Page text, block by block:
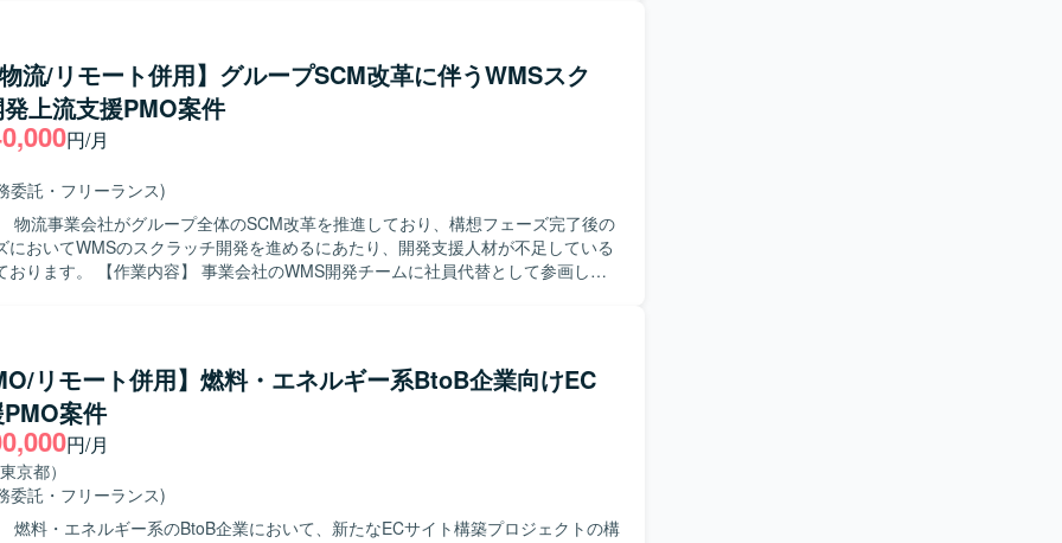
推進および移行、UATの推進を実施していただきます。さらに、DXやCX向上、
事業企画・営業企画の検討、決済代行部門やIT、CS、経理、法務、内部監査など
も幅広く担っていただきます。 【求める人物像】 プロジェクト全体を
、自走して課題を発見し関係者を巻き込み推進できる方を求めております。事業
主体的に関わり、複数部門との調整を粘り強く行えるコミュニケーション力とド
お持ちの方が望ましいです。 【ポジションの魅力】 大規模なカード決
ェクトに社員代替として深く関わることで、PMOとしての実行力と事業企画・
スキルを高めていただけるポジションです。クレジット・決済領域における多様
ルダーとの協業経験を積むことで、今後のキャリアに活きるマネジメント経験を
てERP／CRM／SFAなどの業務システム
流/リモート併用】グループSCM改革に伴うWMSスク
上流支援PMO案件
円/月
委託・フリーランス)
物流事業会社がグループ全体のSCM改革を推進しており、構想フェーズ完了後の
においてWMSのスクラッチ開発を進めるにあたり、開発支援人材が不足している
開発チームに社員代替として参画し、
深い理解を持ち、主体的かつ自走的に業務を推進いただける方を求めておりま
良好なコミュニケーションを取りながら、課題を整理し解決に導いていける方が
的な取り組みにおい
るWMSのスクラッチ開発に上流から関わることができます。 事業会社側の立場で
ロールやPMOを担うことで、業務とシステムの両面から大規模プロジェクトをリ
す。 【開発環境】 WMSを中心とした物流システムのスクラ
ジェクトとなり、上流工程やベンダコントロールを通じて設計・実装方針の検討
ただきます。
リモート併用】燃料・エネルギー系BtoB企業向けEC
案件
円/月
京都）
委託・フリーランス)
燃料・エネルギー系のBtoB企業において、新たなECサイト構築プロジェクトの構